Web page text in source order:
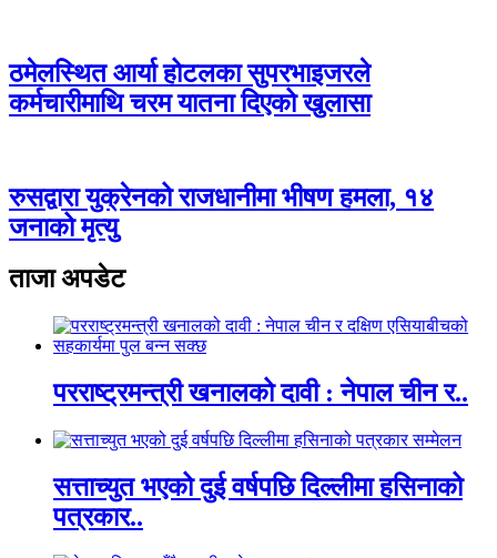
ठमेलस्थित आर्या होटलका सुपरभाइजरले
कर्मचारीमाथि चरम यातना दिएको खुलासा
रुसद्वारा युक्रेनको राजधानीमा भीषण हमला, १४
जनाको मृत्यु
ताजा अपडेट
परराष्ट्रमन्त्री खनालको दावी : नेपाल चीन र..
सत्ताच्युत भएको दुई वर्षपछि दिल्लीमा हसिनाको
पत्रकार..